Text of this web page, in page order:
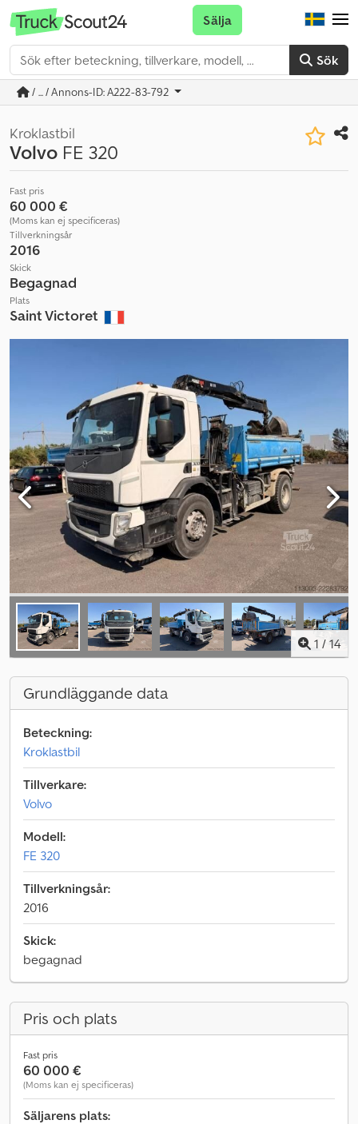
Sök
Sälja
/ ... / Annons-ID: A222-83-792
Kroklastbil
Volvo FE 320
Fast pris
60 000 €
(Moms kan ej specificeras)
Tillverkningsår
2016
Skick
Begagnad
Plats
Saint Victoret
1 / 14
Grundläggande data
Beteckning:
Kroklastbil
Tillverkare:
Volvo
Modell:
FE 320
Tillverkningsår:
2016
Skick:
begagnad
Pris och plats
Fast pris
60 000 €
(Moms kan ej specificeras)
Säljarens plats: